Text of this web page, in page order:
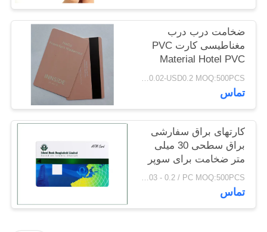
ضخامت درب درب
مغناطیسی کارت PVC
Material Hotel PVC
Key 0.76mm
USD0.02-USD0.2 MOQ:500PCS
تماس
کارتهای براق سفارشی
براق سطحی 30 میلی
متر ضخامت برای سوپر
مارکت ها
USD0.03 - 0.2 / PC MOQ:500PCS
تماس